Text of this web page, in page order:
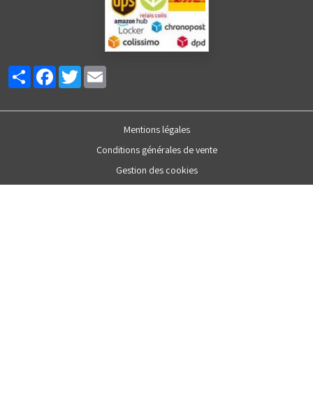
PartagerFacebookTwitter
Mentions légales
Conditions générales de vente
Gestion des cookies